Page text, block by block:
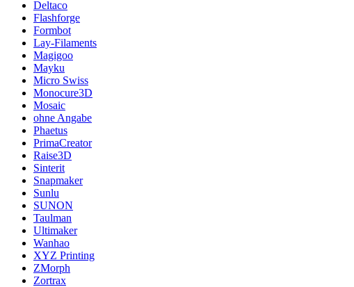
Deltaco
Flashforge
Formbot
Lay-Filaments
Magigoo
Mayku
Micro Swiss
Monocure3D
Mosaic
ohne Angabe
Phaetus
PrimaCreator
Raise3D
Sinterit
Snapmaker
Sunlu
SUNON
Taulman
Ultimaker
Wanhao
XYZ Printing
ZMorph
Zortrax